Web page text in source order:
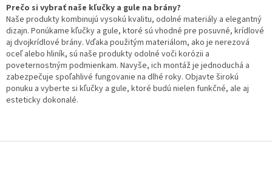
a
c
i
e
p
r
v
k
v
a
n
i
e
Prečo si vybrať naše kľučky a gule na brány?
Naše produkty kombinujú vysokú kvalitu, odolné materiály a elegantný
dizajn. Ponúkame kľučky a gule, ktoré sú vhodné pre posuvné, krídlové
aj dvojkrídlové brány. Vďaka použitým materiálom, ako je nerezová
oceľ alebo hliník, sú naše produkty odolné voči korózii a
poveternostným podmienkam. Navyše, ich montáž je jednoduchá a
zabezpečuje spoľahlivé fungovanie na dlhé roky. Objavte širokú
ponuku a vyberte si kľučky a gule, ktoré budú nielen funkčné, ale aj
esteticky dokonalé.